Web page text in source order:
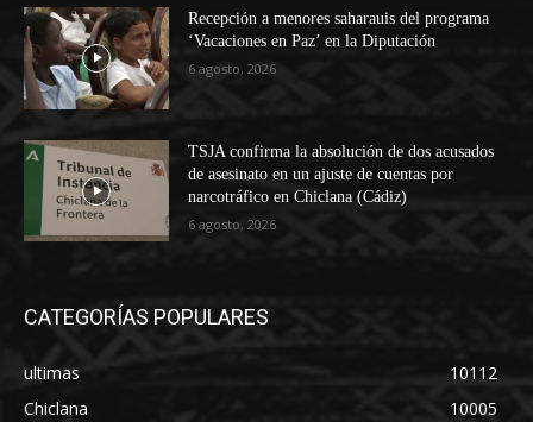
Recepción a menores saharauis del programa
‘Vacaciones en Paz’ en la Diputación
6 agosto, 2026
TSJA confirma la absolución de dos acusados
de asesinato en un ajuste de cuentas por
narcotráfico en Chiclana (Cádiz)
6 agosto, 2026
CATEGORÍAS POPULARES
ultimas
10112
Chiclana
10005